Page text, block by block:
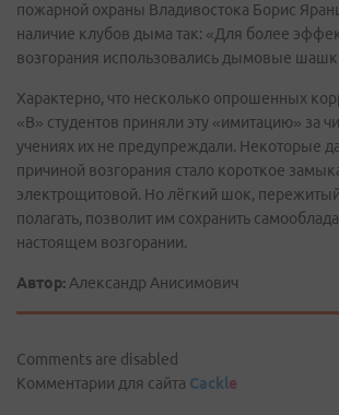
пожарной охраны Владивостока Борис
наличие клубов дыма так: «Для более
возгорания использовались дымовые
Характерно, что несколько опрошенных
«В» студентов приняли эту «имитацию» за
учениях их не предупреждали. Некоторые
причиной возгорания стало короткое
электрощитовой. Но лёгкий шок,
полагать, позволит им сохранить
настоящем возгорании.
Автор:Александр Анисимович
Comments are disabled
Комментарии для сайта Cackle